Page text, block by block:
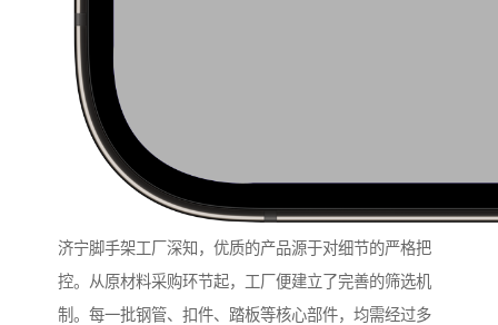
济宁脚手架工厂深知，优质的产品源于对细节的严格把
控。从原材料采购环节起，工厂便建立了完善的筛选机
制。每一批钢管、扣件、踏板等核心部件，均需经过多